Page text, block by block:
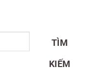
TÌM
KIẾM